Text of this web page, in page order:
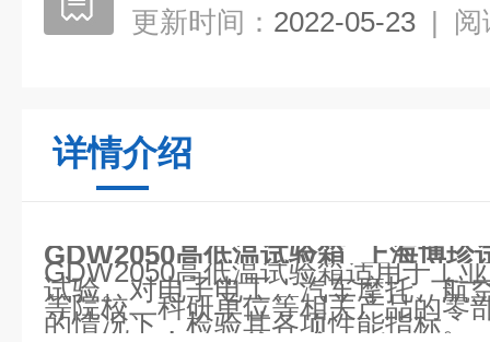
更新时间： 2022-05-23 | 阅
详情介绍
GDW2050高低温试验箱 上海博珍
GDW2050高低温试验箱适用于工
试验。对电子电工、汽车摩托、航
等院校、科研单位等相关产品的零
的情况下，检验其各项性能指标。